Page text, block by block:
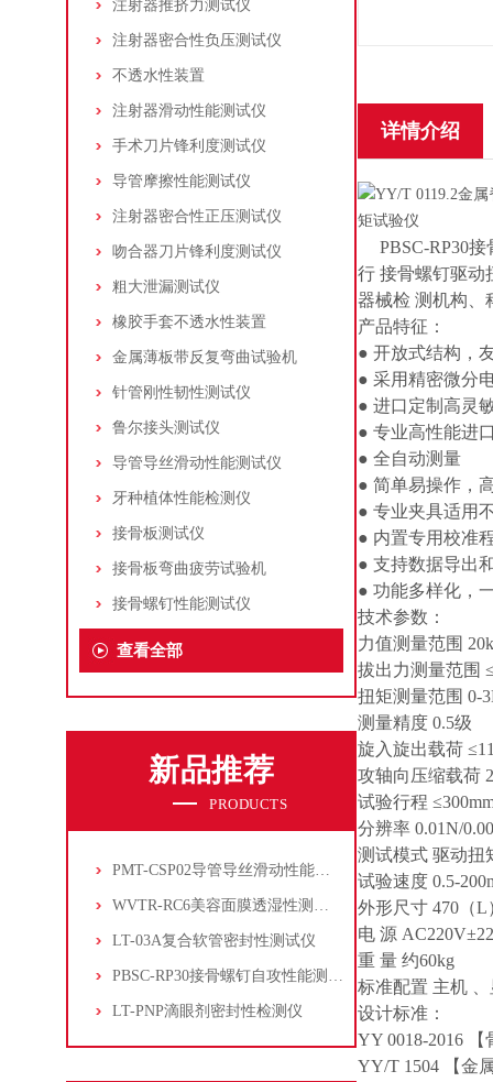
注射器推挤力测试仪
注射器密合性负压测试仪
不透水性装置
注射器滑动性能测试仪
手术刀片锋利度测试仪
导管摩擦性能测试仪
注射器密合性正压测试仪
吻合器刀片锋利度测试仪
粗大泄漏测试仪
橡胶手套不透水性装置
金属薄板带反复弯曲试验机
针管刚性韧性测试仪
鲁尔接头测试仪
导管导丝滑动性能测试仪
牙种植体性能检测仪
接骨板测试仪
接骨板弯曲疲劳试验机
接骨螺钉性能测试仪
查看全部
新品推荐
PRODUCTS
PMT-CSP02导管导丝滑动性能测试仪
WVTR-RC6美容面膜透湿性测试仪
LT-03A复合软管密封性测试仪
PBSC-RP30接骨螺钉自攻性能测试‌仪
LT-PNP滴眼剂密封性检测仪
详情介绍
PBSC-RP30接
行 接骨螺钉驱动
器械检 测机构、
产品特征：
● 开放式结构，
● 采用精密微分
● 进口定制高灵
● 专业高性能进
● 全自动测量
● 简单易操作，
● 专业夹具适用
● 内置专用校准
● 支持数据导出
● 功能多样化，
技术参数：
力值测量范围
拔出力测量范围
扭矩测量范围 0-
测量精度 0.5级
旋入旋出载荷
攻轴向压缩载荷
试验行程
分辨率 0.01N/
测试模式 驱动扭
试验速度 0.5-
外形尺寸 470（L
电 源
重 量 约60kg
标准配置 主机
设计标准：
YY 0018-2016
YY/T 1504 【金